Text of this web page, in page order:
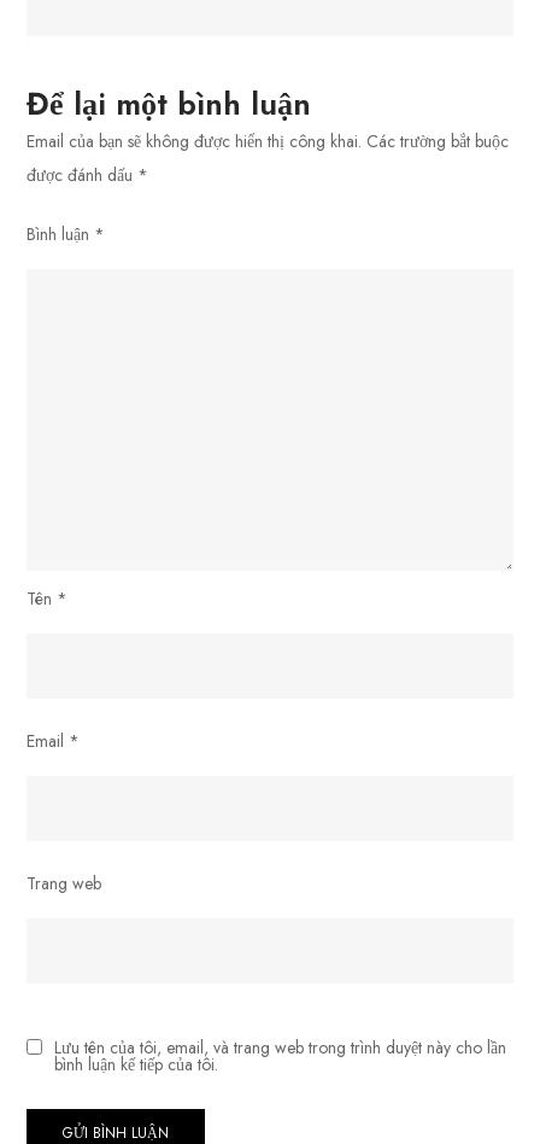
Và
Khác
Biệt
Để lại một bình luận
Email của bạn sẽ không được hiển thị công khai. Các trường bắt buộc
được đánh dấu *
Bình luận *
Tên *
Email *
Trang web
Lưu tên của tôi, email, và trang web trong trình duyệt này cho lần
bình luận kế tiếp của tôi.